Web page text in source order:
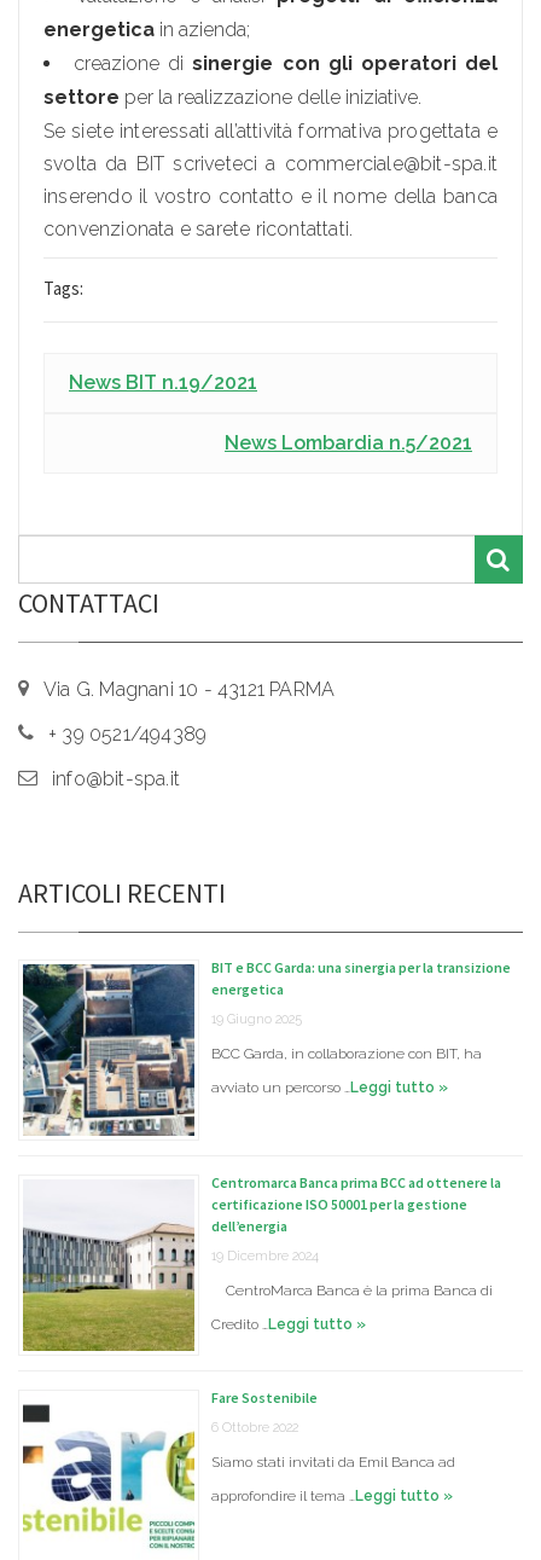
energetica in azienda;
creazione disinergie con gli operatori del
settore per la realizzazione delle iniziative.
Se siete interessati all’attività formativa progettata e
svolta da BIT scriveteci a commerciale@bit-spa.it
inserendo il vostro contatto e il nome della banca
convenzionata e sarete ricontattati.
Tags:
News BIT n.19/2021
News Lombardia n.5/2021
CONTATTACI
Via G. Magnani 10 - 43121 PARMA
+ 39 0521/494389
info@bit-spa.it
ARTICOLI RECENTI
BIT e BCC Garda: una sinergia per la transizione
energetica
19 Giugno 2025
BCC Garda, in collaborazione con BIT, ha
avviato un percorso … Leggi tutto »
Centromarca Banca prima BCC ad ottenere la
certificazione ISO 50001 per la gestione
dell’energia
19 Dicembre 2024
CentroMarca Banca è la prima Banca di
Credito … Leggi tutto »
Fare Sostenibile
6 Ottobre 2022
Siamo stati invitati da Emil Banca ad
approfondire il tema … Leggi tutto »